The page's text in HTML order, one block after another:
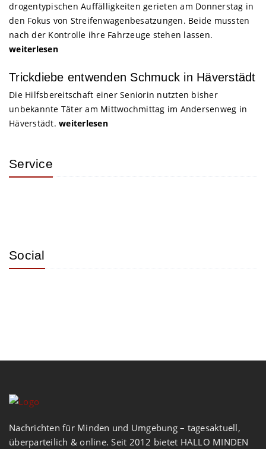
drogentypischen Auffälligkeiten gerieten am Donnerstag in
den Fokus von Streifenwagenbesatzungen. Beide mussten
nach der Kontrolle ihre Fahrzeuge stehen lassen.
weiterlesen
Trickdiebe entwenden Schmuck in Häverstädt
Die Hilfsbereitschaft einer Seniorin nutzten bisher
unbekannte Täter am Mittwochmittag im Andersenweg in
Häverstädt. weiterlesen
Service
Social
Nachrichten für Minden und Umgebung – tagesaktuell,
überparteilich & online. Seit 2012 bietet HALLO MINDEN